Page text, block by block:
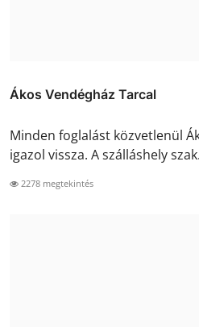
Ákos Vendégház Tarcal
Minden foglalást közvetlenül
igazol vissza. A szálláshely
2278 megtekintés